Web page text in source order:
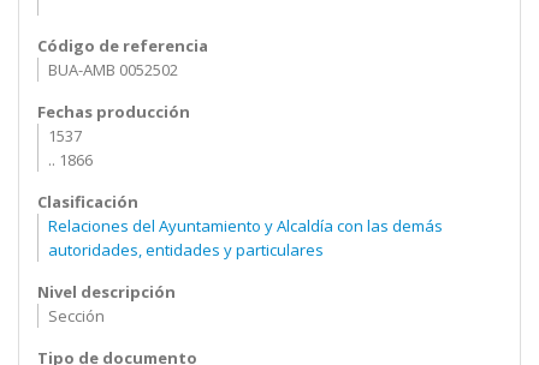
Código de referencia
BUA-AMB 0052502
Fechas producción
1537
.. 1866
Clasificación
Relaciones del Ayuntamiento y Alcaldía con las demás
autoridades, entidades y particulares
Nivel descripción
Sección
Tipo de documento